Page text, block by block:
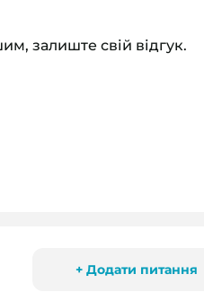
залиште свій відгук.
+ Додати питання